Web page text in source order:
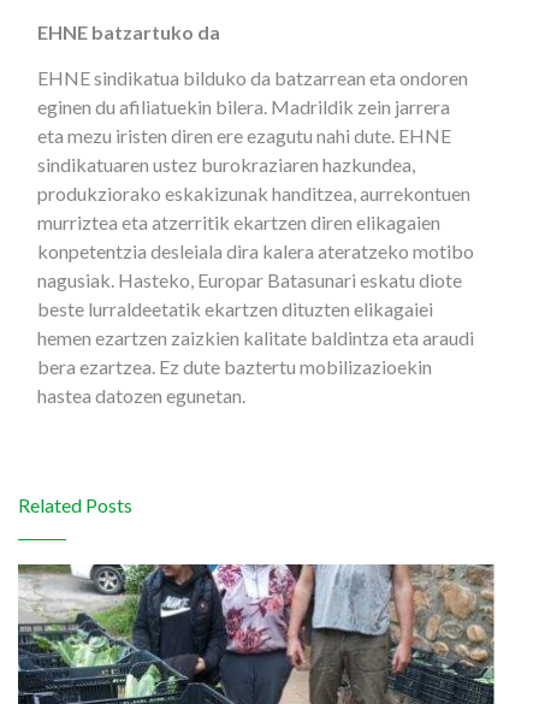
EHNE batzartuko da
EHNE sindikatua bilduko da batzarrean eta ondoren
eginen du afiliatuekin bilera. Madrildik zein jarrera
eta mezu iristen diren ere ezagutu nahi dute. EHNE
sindikatuaren ustez burokraziaren hazkundea,
produkziorako eskakizunak handitzea, aurrekontuen
murriztea eta atzerritik ekartzen diren elikagaien
konpetentzia desleiala dira kalera ateratzeko motibo
nagusiak. Hasteko, Europar Batasunari eskatu diote
beste lurraldeetatik ekartzen dituzten elikagaiei
hemen ezartzen zaizkien kalitate baldintza eta araudi
bera ezartzea. Ez dute baztertu mobilizazioekin
hastea datozen egunetan.
Related Posts